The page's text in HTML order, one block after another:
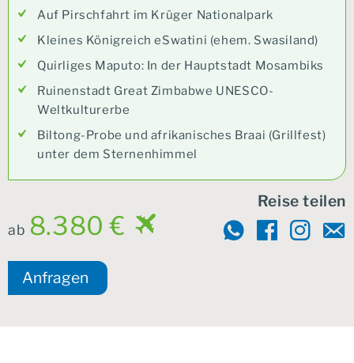
Auf Pirschfahrt im Krüger Nationalpark
Kleines Königreich eSwatini (ehem. Swasiland)
Quirliges Maputo: In der Hauptstadt Mosambiks
Ruinenstadt Great Zimbabwe UNESCO-
Weltkulturerbe
Biltong-Probe und afrikanisches Braai (Grillfest)
unter dem Sternenhimmel
ab 8.380 €
Reise teilen
Anfragen